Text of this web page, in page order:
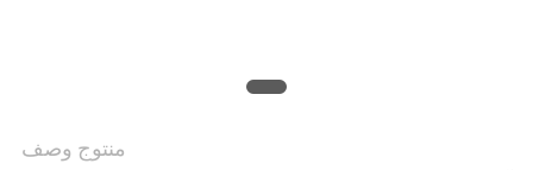
منتوج وصف